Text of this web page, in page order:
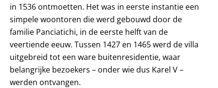
in 1536 ontmoetten. Het was in eerste instantie een
simpele woontoren die werd gebouwd door de
familie Panciatichi, in de eerste helft van de
veertiende eeuw. Tussen 1427 en 1465 werd de villa
uitgebreid tot een ware buitenresidentie, waar
belangrijke bezoekers – onder wie dus Karel V –
werden ontvangen.